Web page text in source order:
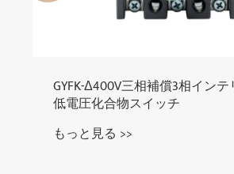
GYFK-Δ400V三相補償3相インテ
低電圧化合物スイッチ
もっと見る >>